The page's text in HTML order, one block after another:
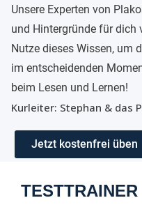
Unsere Experten von
und Hintergründe für
Nutze dieses Wissen, um
im entscheidenden
beim Lesen und Lernen!
Kurleiter: Stephan & das
Jetzt kostenfrei üben
TESTTRAINER